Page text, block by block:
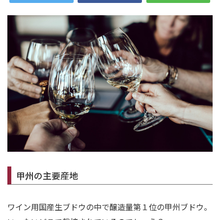
甲州の主要産地
ワイン用国産生ブドウの中で醸造量第１位の甲州ブドウ。